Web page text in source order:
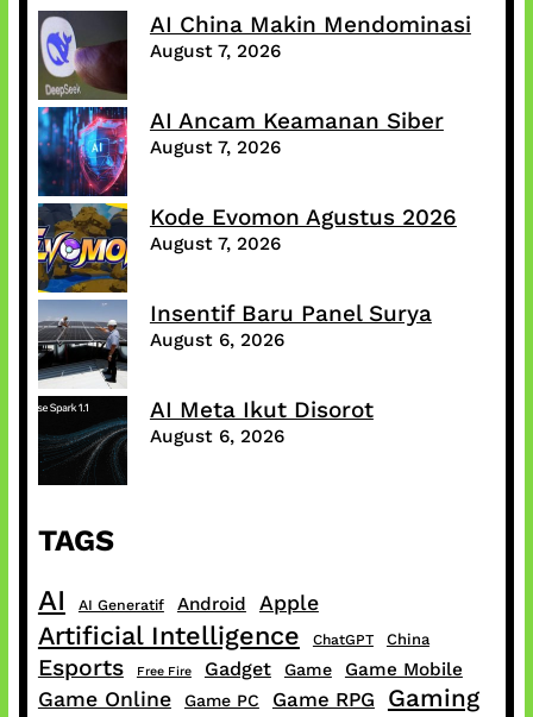
AI China Makin Mendominasi
August 7, 2026
AI Ancam Keamanan Siber
August 7, 2026
Kode Evomon Agustus 2026
August 7, 2026
Insentif Baru Panel Surya
August 6, 2026
AI Meta Ikut Disorot
August 6, 2026
TAGS
AI AI Generatif Android Apple
Artificial Intelligence ChatGPT China
Esports Free Fire Gadget Game Game Mobile
Game Online Game PC Game RPG Gaming